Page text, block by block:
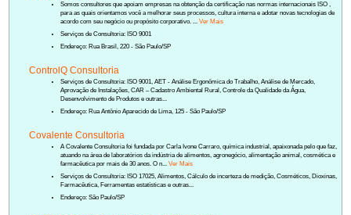
Somos consultores que apoiam empresas na obtenção da certificação nas normas internacionais ISO ,
para as quais orientamos você a melhorar seus processos, cultura interna e adotar novas tecnologias de
acordo com seu negócio ou propósito corporativo. ...Ver Mais
Serviços de Consultoria: ISO 9001
Endereço: Rua Brasil, 220 - São Paulo/SP
ControlQ Consultoria
Serviços de Consultoria: ISO 9001, AET - Análise Ergonômica do Trabalho, Análise de Mercado,
Aprovação de Instalações, CAR – Cadastro Ambiental Rural, Controle da Qualidade da Água,
Desenvolvimento de Produtos e outras...
Endereço: Rua Antônio Aparecido de Lima, 125 - São Paulo/SP
Covalente Consultoria
A Covalente Consultoria foi fundada por Carla Ivone Carraro, química industrial, apaixonada pelo que faz,
atuando na área de laboratórios da indústria de alimentos, agronegócio, alimentação animal, cosmética e
farmacêutica por mais de 30 anos. O n...Ver Mais
Serviços de Consultoria: ISO 17025, Alimentos, Cálculo de incerteza de medição, Cosméticos, Dioxinas,
Farmacêutica, Ferramentas estatísticas e outras...
Endereço: São Paulo/SP